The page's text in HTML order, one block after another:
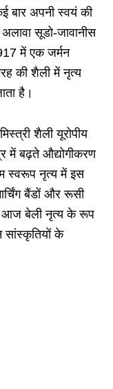
बार अपनी स्वयं की
सूडो-जावानीस
में एक जर्मन
की शैली में नृत्य
है।
शैली यूरोपीय
में बढ़ते औद्योगीकरण
स्वरूप नृत्य में इस
बैंडों और रूसी
आज बेली नृत्य के रूप
सांस्कृतियों के